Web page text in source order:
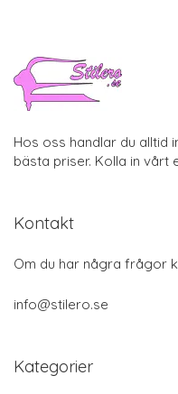
Hos oss handlar du alltid
bästa priser. Kolla in vårt
Kontakt
Om du har några frågor
info@stilero.se
Kategorier